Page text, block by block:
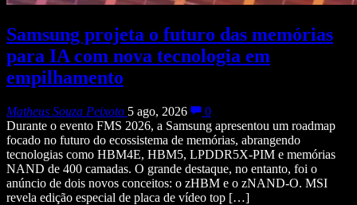
Samsung projeta o futuro das memórias
para IA com nova tecnologia em
empilhamento
Matheus Souza Peixoto 5 ago, 2026
0
Durante o evento FMS 2026, a Samsung apresentou um roadmap
focado no futuro do ecossistema de memórias, abrangendo
tecnologias como HBM4E, HBM5, LPDDR5X-PIM e memórias
NAND de 400 camadas. O grande destaque, no entanto, foi o
anúncio de dois novos conceitos: o zHBM e o zNAND-O. MSI
revela edição especial de placa de vídeo top […]